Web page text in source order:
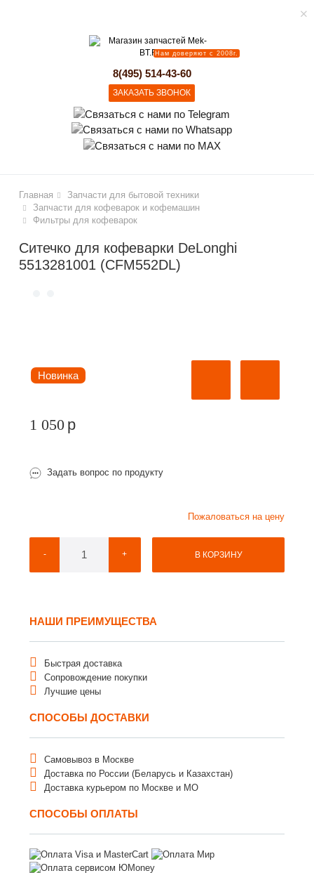
Нам доверяют с 2008г.
8(495) 514-43-60
ЗАКАЗАТЬ ЗВОНОК
Главная
Запчасти для бытовой техники
Запчасти для кофеварок и кофемашин
Фильтры для кофеварок
Ситечко для кофеварки DeLonghi
5513281001 (CFM552DL)
Новинка
1 050 p
Задать вопрос по продукту
Пожаловаться на цену
- + В КОРЗИНУ
НАШИ ПРЕИМУЩЕСТВА
Быстрая доставка
Сопровождение покупки
Лучшие цены
СПОСОБЫ ДОСТАВКИ
Самовывоз в Москве
Доставка по России (Беларусь и Казахстан)
Доставка курьером по Москве и МО
СПОСОБЫ ОПЛАТЫ